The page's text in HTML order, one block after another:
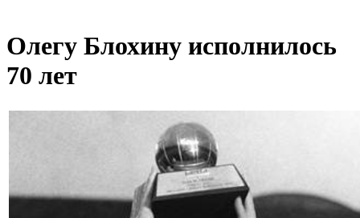
Олегу Блохину исполнилось
70 лет